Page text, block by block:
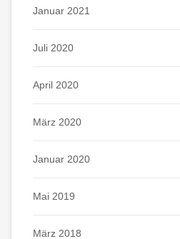
Januar 2021
Juli 2020
April 2020
März 2020
Januar 2020
Mai 2019
März 2018